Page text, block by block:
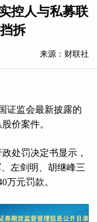
控人与私募联
拆
来源：财联社
监会最新披露的
价案件。
处罚决定书显示，
左剑明、胡继峰三
万元罚款。